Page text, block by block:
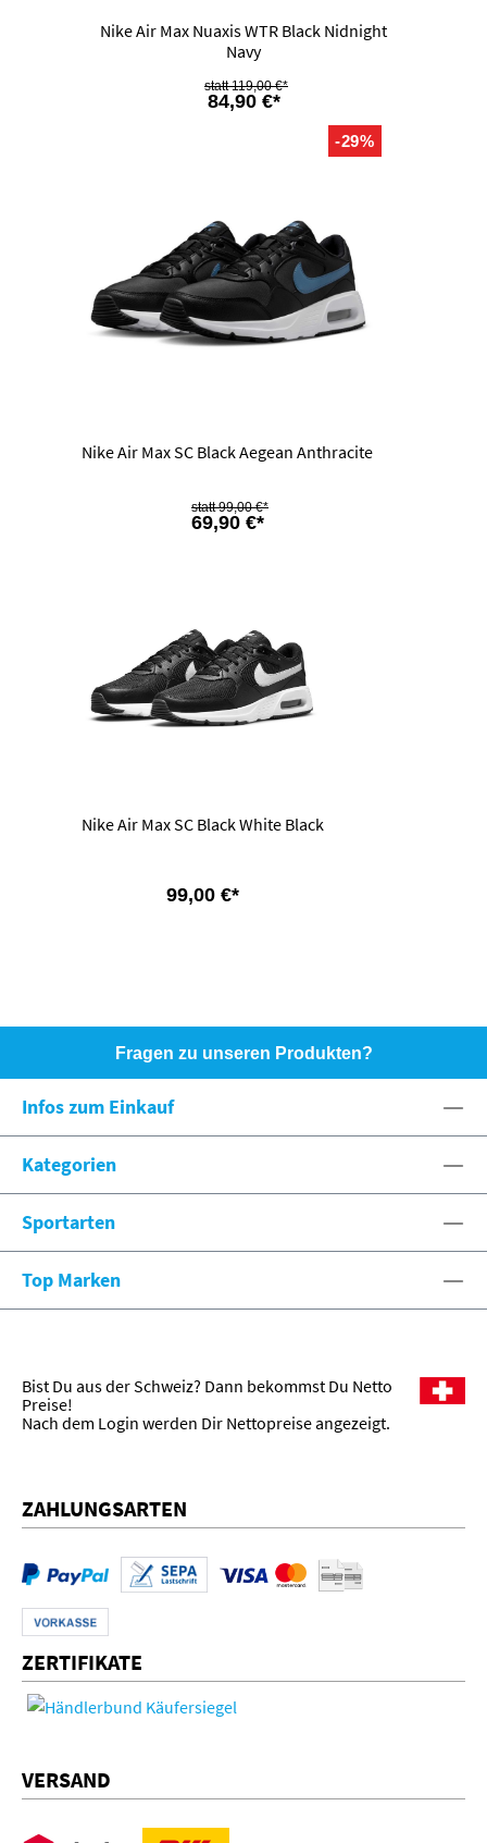
Nike Air Max Nuaxis WTR Black Nidnight
Navy
84,90 €*
119,00 €*
-29%
Nike Air Max SC Black Aegean Anthracite
69,90 €*
99,00 €*
Nike Air Max SC Black White Black
99,00 €*
Fragen zu unseren Produkten?
eshop@spexx.org
Infos zum Einkauf
Kategorien
Sportarten
Top Marken
Bist Du aus der Schweiz? Dann bekommst Du Netto
Preise!
Nach dem Login werden Dir Nettopreise angezeigt.
ZAHLUNGSARTEN
ZERTIFIKATE
VERSAND